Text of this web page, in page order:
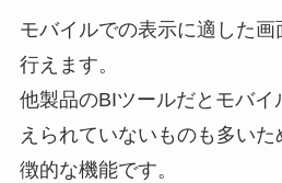
モバイルでの表示に適した
行えます。
他製品のBIツールだとモバイ
えられていないものも多い
徴的な機能です。